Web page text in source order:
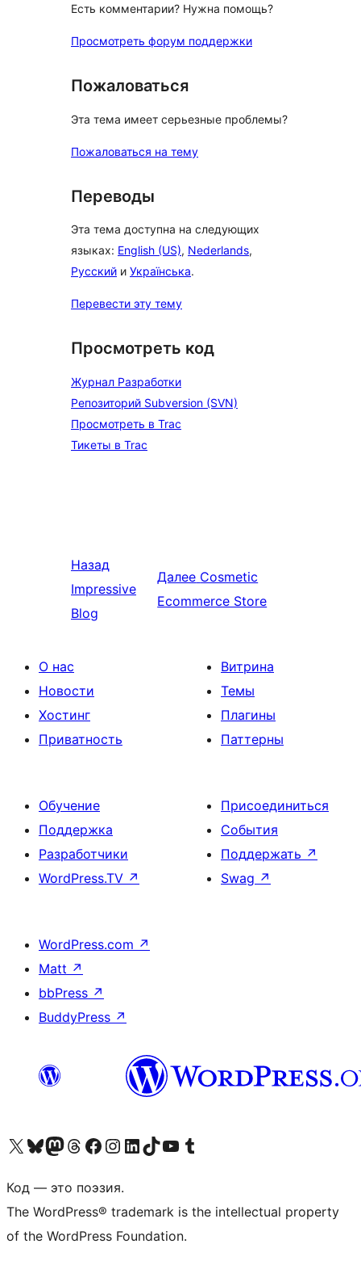
Есть комментарии? Нужна помощь?
Просмотреть форум поддержки
Пожаловаться
Эта тема имеет серьезные проблемы?
Пожаловаться на тему
Переводы
Эта тема доступна на следующих
языках: English (US), Nederlands,
Русский и Українська.
Перевести эту тему
Просмотреть код
Журнал Разработки
Репозиторий Subversion (SVN)
Просмотреть в Trac
Тикеты в Trac
Назад
Impressive
Blog
Далее Cosmetic
Ecommerce Store
О нас
Новости
Хостинг
Приватность
Витрина
Темы
Плагины
Паттерны
Обучение
Поддержка
Разработчики
WordPress.TV ↗
Присоединиться
События
Поддержать ↗
Swag ↗
WordPress.com ↗
Matt ↗
bbPress ↗
BuddyPress ↗
Посетите нас в X (ранее Twitter)
Посетите нашу учётную запись в Bluesky
Посетите нашу ленту в Mastodon
Посетите нашу учётную запись в Threads
Посетите нашу страницу на Facebook
Посетите наш Instagram
Посетите нашу страницу в LinkedIn
Посетите нашу учётную запись в TikTok
Посетите наш канал YouTube
Посетите нашу учётную запись в Tumblr
Код — это поэзия.
The WordPress® trademark is the intellectual property
of the WordPress Foundation.